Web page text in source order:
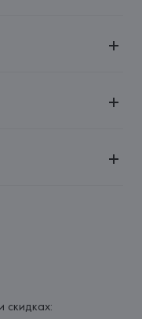
скидках: